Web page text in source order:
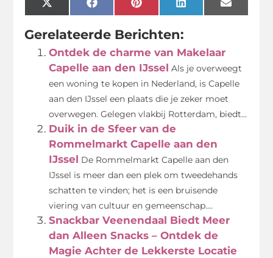
X
(Twitter)
FacebookPinterestLinkedInEmail
Gerelateerde Berichten:
Ontdek de charme van Makelaar
Capelle aan den IJssel Als je overweegt
een woning te kopen in Nederland, is Capelle
aan den IJssel een plaats die je zeker moet
overwegen. Gelegen vlakbij Rotterdam, biedt...
Duik in de Sfeer van de
Rommelmarkt Capelle aan den
IJssel De Rommelmarkt Capelle aan den
IJssel is meer dan een plek om tweedehands
schatten te vinden; het is een bruisende
viering van cultuur en gemeenschap....
Snackbar Veenendaal Biedt Meer
dan Alleen Snacks – Ontdek de
Magie Achter de Lekkerste Locatie